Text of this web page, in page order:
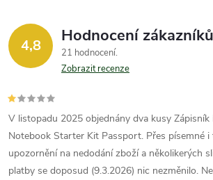
4,8 Hodnocení zákazníků
21 hodnocení
Zobrazit recenze
V listopadu 2025 objednány dva kusy Zápisník
Notebook Starter Kit Passport. Přes písemné i
upozornění na nedodání zboží a několikerých
platby se doposud (9.3.2026) nic nezměnilo.